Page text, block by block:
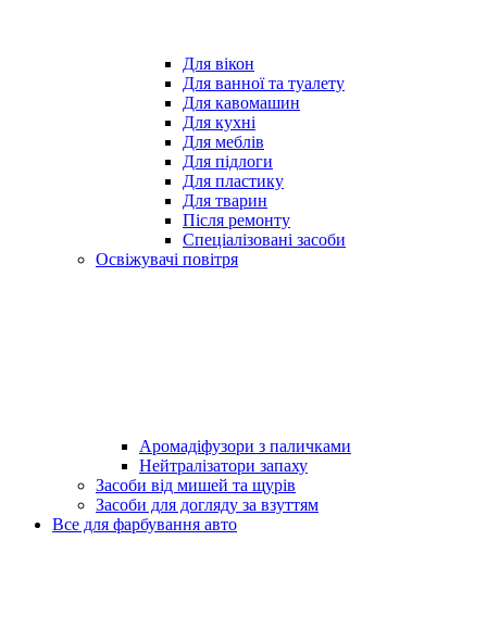
Для вікон
Для ванної та туалету
Для кавомашин
Для кухні
Для меблів
Для підлоги
Для пластику
Для тварин
Після ремонту
Спеціалізовані засоби
Освіжувачі повітря
Аромадіфузори з паличками
Нейтралізатори запаху
Засоби від мишей та щурів
Засоби для догляду за взуттям
Все для фарбування авто